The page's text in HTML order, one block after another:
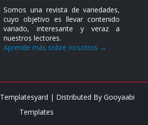
Somos una revista de variedades,
cuyo objetivo es llevar contenido
variado, interesante y veraz a
nuestros lectores.
Aprende más sobre nosotros →
Templatesyard | Distributed ByGooyaabi
Templates